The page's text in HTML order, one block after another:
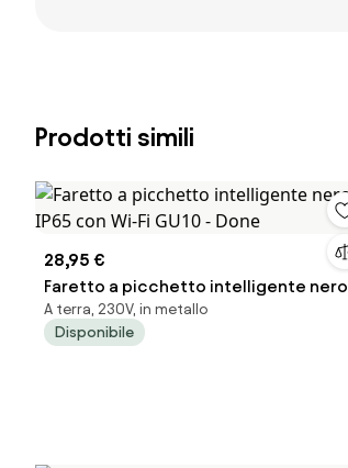
Prodotti simili
28,95 €
Faretto a picchetto intelligente nero
IP65 con Wi-Fi GU10 - Done
A terra, 230V, in metallo
Disponibile